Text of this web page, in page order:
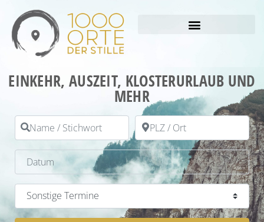
EINKEHR, AUSZEIT, KLOSTERURLAUB UND
MEHR
Name / Stichwort PLZ / Ort
Datum
Kategorie